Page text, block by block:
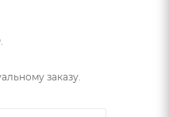
заказу.